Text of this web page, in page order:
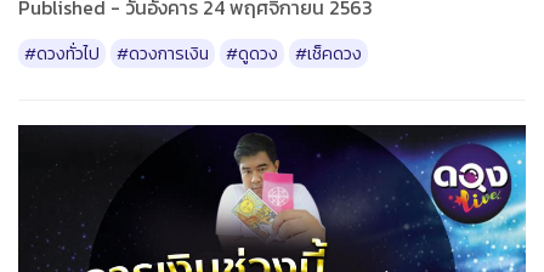
Published - วันอังคาร 24 พฤศจิกายน 2563
#ดวงทั่วไป #ดวงการเงิน #ดูดวง #เช็คดวง